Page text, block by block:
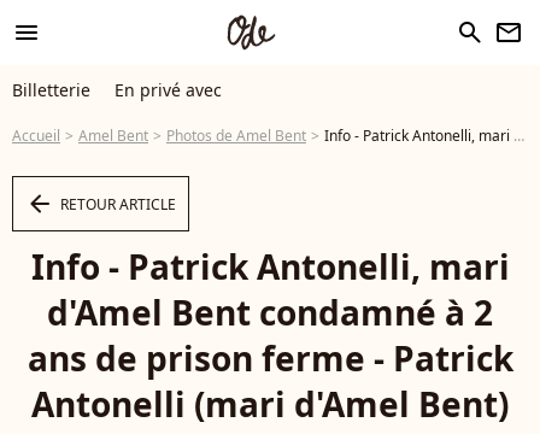
menu search newsletter
Billetterie En privé avec
Accueil Amel Bent Photos de Amel Bent Info - Patrick Antonelli, mari d'Amel Bent condamné à 2 ans de prison ferme - Patrick Antonelli (mari d'Amel Bent) - Procès de P.Antonelli, accusé de corruption active et de blanchiment dans une affaire de faux permis de conduire qui remonte à 2016 à la 15ème chambre du tribunal correctionnel de Nanterre le 17 juin 2020. Le procès se déroule jusqu'au 19 juin 2020. © Christophe Clovis / Bestimage - Photo
arrow_left RETOUR ARTICLE
Info - Patrick Antonelli, mari
d'Amel Bent condamné à 2
ans de prison ferme - Patrick
Antonelli (mari d'Amel Bent)